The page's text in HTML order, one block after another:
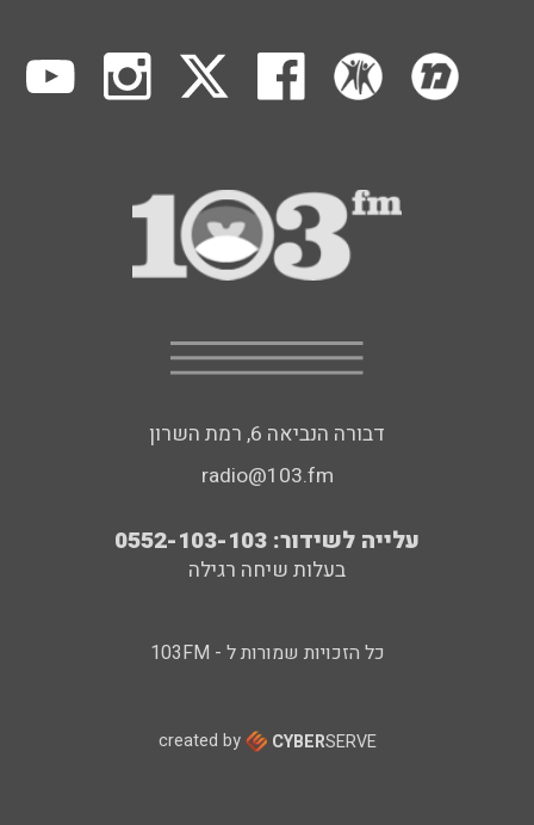
דבורה הנביאה 6, רמת השרון
radio@103.fm
עלייה לשידור: 0552-103-103
בעלות שיחה רגילה
כל הזכויות שמורות ל - 103FM
created by CYBERSERVE